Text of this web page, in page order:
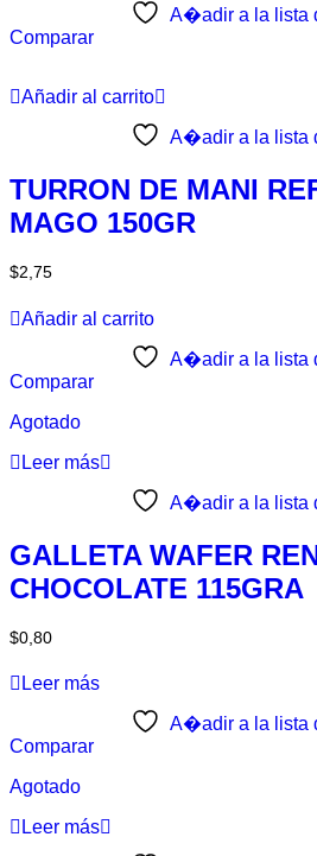
A�adir a la lista
Comparar
Añadir al carrito
A�adir a la lista
TURRON DE MANI
MAGO 150GR
$2,75
Añadir al carrito
A�adir a la lista
Comparar
Agotado
Leer más
A�adir a la lista
GALLETA WAFER
CHOCOLATE 115GRA
$0,80
Leer más
A�adir a la lista
Comparar
Agotado
Leer más